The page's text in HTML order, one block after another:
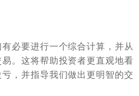
必要进行一个综合计算，并从
。这将帮助投资者更直观地看
，并指导我们做出更明智的交